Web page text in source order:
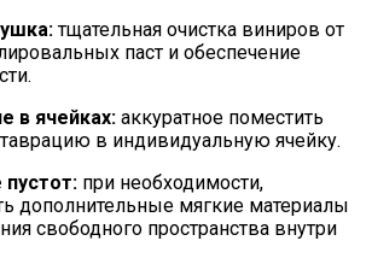
тщательная очистка виниров от
паст и обеспечение
в ячейках: аккуратное поместить
в индивидуальную ячейку.
пустот: при необходимости,
дополнительные мягкие материалы
свободного пространства внутри